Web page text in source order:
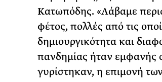
Κατωπόδης. «Λάβαμε
φέτος, πολλές από τις
δημιουργικότητα και
πανδημίας ήταν εμφανής
γυρίστηκαν, η επιμονή